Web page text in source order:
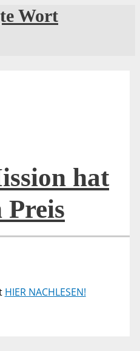
Wort
hat
Preis
HIER NACHLESEN!